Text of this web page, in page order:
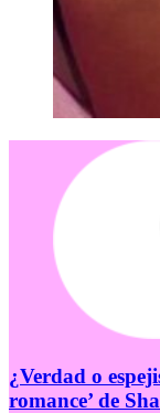
¿Verdad o
romance’ de